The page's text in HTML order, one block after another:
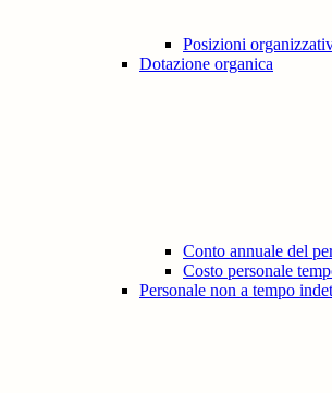
Posizioni
Dotazione organica
Conto annuale del
Costo personale
Personale non a tempo